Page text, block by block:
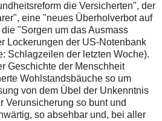
die Versicherten", der
eine "neues Überholverbot auf
"Sorgen um das Ausmass
Lockerungen der US-Notenbank
Schlagzeilen der letzten Woche).
Geschichte der Menschheit
Wohlstandsbäuche so um
von dem Übel der Unkenntnis
Verunsicherung so bunt und
so absehbar und, bei aller